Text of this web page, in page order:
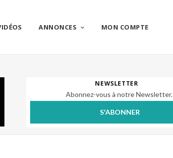
ANNONCES MON COMPTE
NEWSLETTER
Abonnez-vous à notre Newsletter.
S'ABONNER